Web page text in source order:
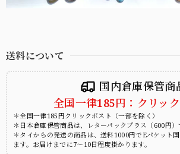
送料について
国内倉庫保管商
全国一律185円：クリッ
＊全国一律185円クリックポスト（一部を除く）
＊日本倉庫保管商品は、レターパックプラス（600円）
＊タイからの発送の商品は、送料1000円でEパケット
ます。お届けまでに7～10日程度掛かります。